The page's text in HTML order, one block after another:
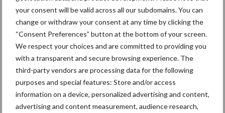
your consent will be valid across all our subdomains. You can
change or withdraw your consent at any time by clicking the
“Consent Preferences” button at the bottom of your screen.
We respect your choices and are committed to providing you
with a transparent and secure browsing experience. The
third-party vendors are processing data for the following
purposes and special features: Store and/or access
information on a device, personalized advertising and content,
advertising and content measurement, audience research,
Primaire
Mastitis Hittestress
Toon meer